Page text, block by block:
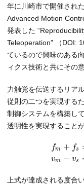
年に川崎市で開催され
Advanced Motion
発表した
Teleoperation” （DOI:
ているので興味のある
ィクス技術と共にその
力触覚を伝送するリア
従則の二つを実現する
制御システムを構築し
透明性を実現すること
fm + fs
vm − vs
上式が達成される度合